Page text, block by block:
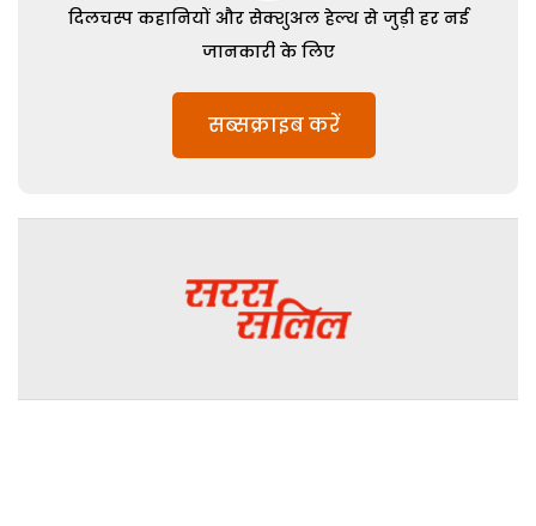
दिलचस्प कहानियों और सेक्शुअल हेल्थ से जुड़ी हर नई
जानकारी के लिए
सब्सक्राइब करें